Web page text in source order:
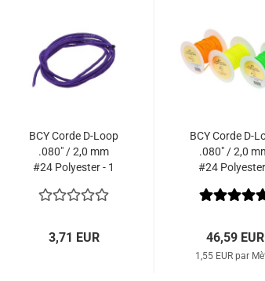
BCY Corde D-Loop
.080" / 2,0 mm
#24 Polyester - 1
3,71 EUR
BCY Corde D-
.080" / 2,0
#24
46,59 EUR
1,55 EUR par